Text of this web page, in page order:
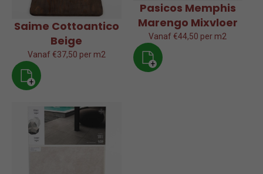
Saime Cottoantico
Beige
Vanaf €37,50 per m2
+
Pasicos Memphis
Marengo Mixvloer
Vanaf €44,50 per m2
+